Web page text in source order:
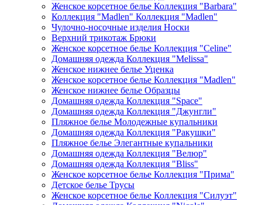
Женское корсетное белье Коллекция "Barbara"
Коллекция "Madlen" Коллекция "Madlen"
Чулочно-носочные изделия Носки
Верхний трикотаж Брюки
Женское корсетное белье Коллекция "Celine"
Домашняя одежда Коллекция "Melissa"
Женское нижнее белье Уценка
Женское корсетное белье Коллекция "Madlen"
Женское нижнее белье Образцы
Домашняя одежда Коллекция "Space"
Домашняя одежда Коллекция "Джунгли"
Пляжное белье Молодежные купальники
Домашняя одежда Коллекция "Ракушки"
Пляжное белье Элегантные купальники
Домашняя одежда Коллекция "Велюр"
Домашняя одежда Коллекция "Bliss"
Женское корсетное белье Коллекция "Прима"
Детское белье Трусы
Женское корсетное белье Коллекция "Силуэт"